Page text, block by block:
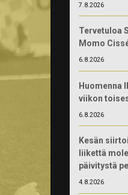
7.8.2026
Tervetuloa
Momo
6.8.2026
Huomenna
viikon
6.8.2026
Kesän
liikettä
päivitystä
4.8.2026